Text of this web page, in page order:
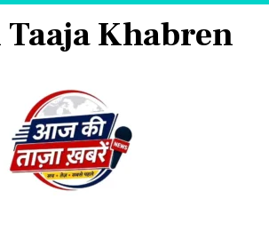
Khabren